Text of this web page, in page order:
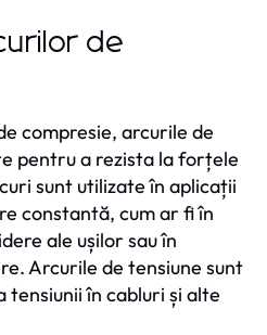
de
compresie, arcurile de
pentru a rezista la forțele
sunt utilizate în aplicații
constantă, cum ar fi în
ale ușilor sau în
Arcurile de tensiune sunt
în cabluri și alte